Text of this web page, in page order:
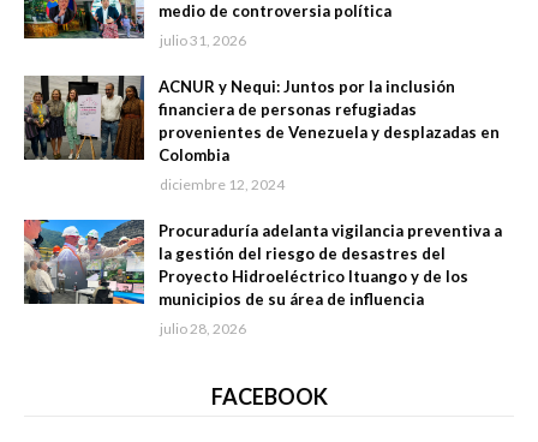
medio de controversia política
julio 31, 2026
ACNUR y Nequi: Juntos por la inclusión
financiera de personas refugiadas
provenientes de Venezuela y desplazadas en
Colombia
diciembre 12, 2024
Procuraduría adelanta vigilancia preventiva a
la gestión del riesgo de desastres del
Proyecto Hidroeléctrico Ituango y de los
municipios de su área de influencia
julio 28, 2026
FACEBOOK